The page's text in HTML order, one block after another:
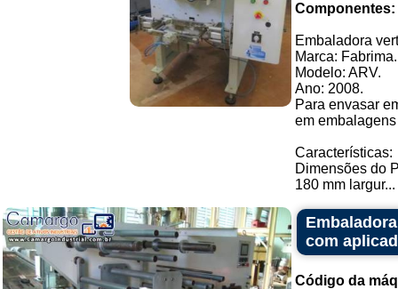
Componentes:
Embaladora
Marca: Fabrima.
Modelo: ARV.
Ano: 2008.
Para envasar
em
Características:
Dimensões do
180 mm largur...
com
Código da